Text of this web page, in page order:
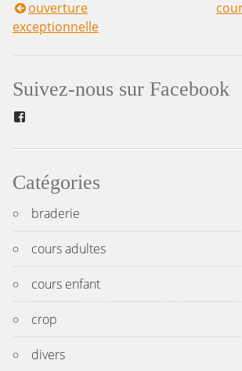
Navigation
l’article
ouverture
exceptionnelle
Suivez-nous sur Facebook
Catégories
braderie
cours adultes
cours enfant
crop
divers